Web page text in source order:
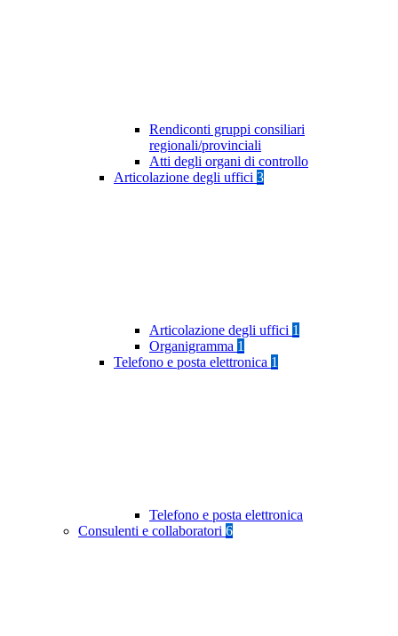
Rendiconti gruppi consiliari
regionali/provinciali
Atti degli organi di controllo
Articolazione degli uffici 3
Articolazione degli uffici 1
Organigramma 1
Telefono e posta elettronica 1
Telefono e posta elettronica
Consulenti e collaboratori 6